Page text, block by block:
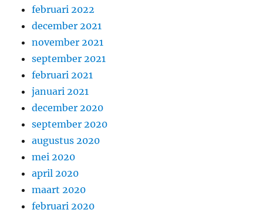
februari 2022
december 2021
november 2021
september 2021
februari 2021
januari 2021
december 2020
september 2020
augustus 2020
mei 2020
april 2020
maart 2020
februari 2020